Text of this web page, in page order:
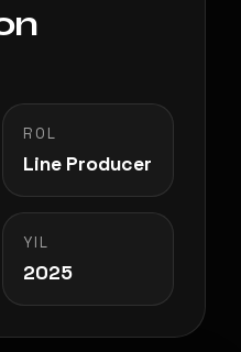
ROL
Line Producer
YIL
2025